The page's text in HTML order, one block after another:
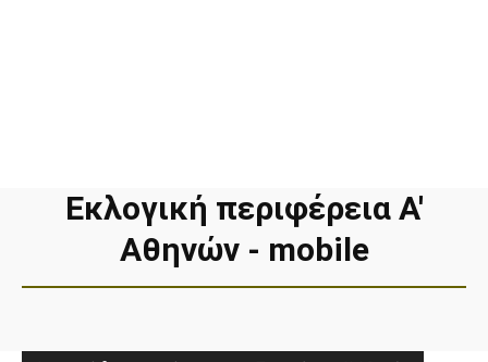
Εκλογική περιφέρεια Α′
Αθηνών - mobile